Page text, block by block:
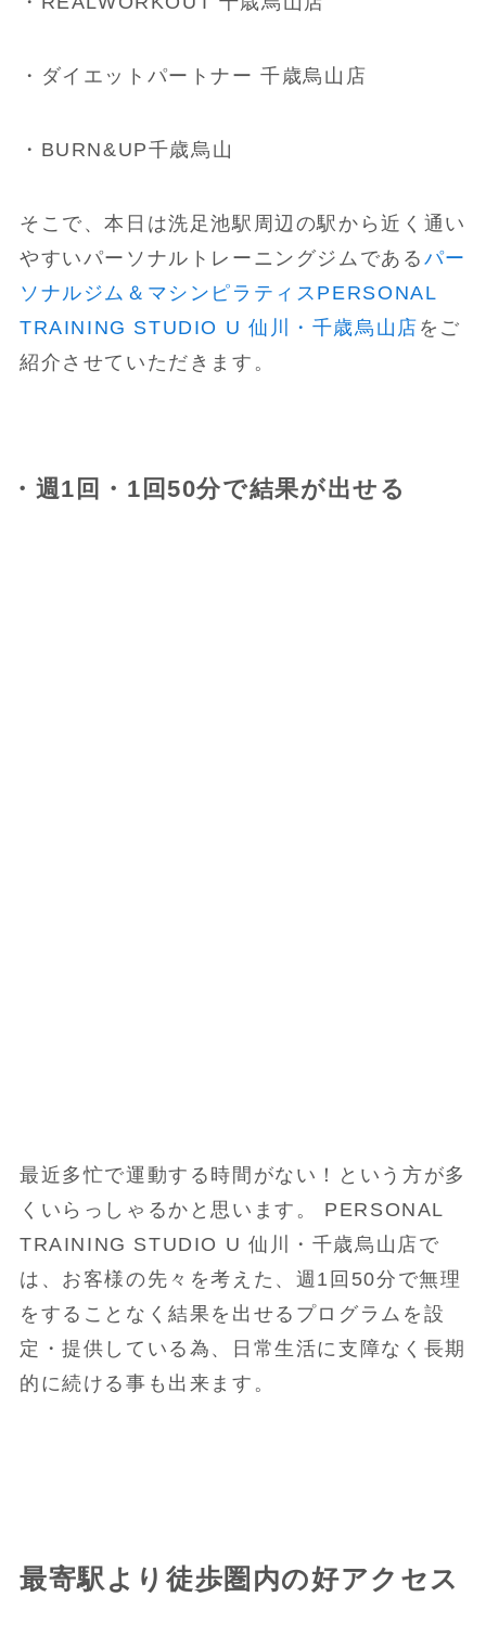
・ダイエットパートナー 千歳烏山店
・BURN&UP千歳烏山
そこで、本日は洗足池駅周辺の駅から近く通い
やすいパーソナルトレーニングジムである パー
ソナルジム＆マシンピラティスPERSONAL
TRAINING STUDIO U 仙川・千歳烏山店 をご
紹介させていただきます。
・週1回・1回50分で結果が出せる
最近多忙で運動する時間がない！という方が多
くいらっしゃるかと思います。 PERSONAL
TRAINING STUDIO U 仙川・千歳烏山店で
は、お客様の先々を考えた、週1回50分で無理
をすることなく結果を出せるプログラムを設
定・提供している為、日常生活に支障なく長期
的に続ける事も出来ます。
最寄駅より徒歩圏内の好アクセス